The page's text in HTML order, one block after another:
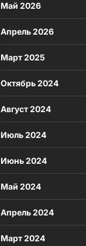
Май 2026
Апрель 2026
Март 2025
Октябрь 2024
Август 2024
Июль 2024
Июнь 2024
Май 2024
Апрель 2024
Март 2024